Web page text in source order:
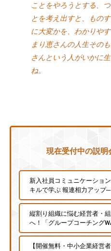
ことをやろうとする、
とを考え出すと、もの
に大変かを、わかりや
まり恵さんの人生その
さんという人がいかに
ね。
現在受付中の説明
新入社員コミュニケーショ
キルで学ぶ 報連相力アップ─
縦割り組織に悩む経営者・
へ！「グループコーチング
【開催無料・中小企業経営